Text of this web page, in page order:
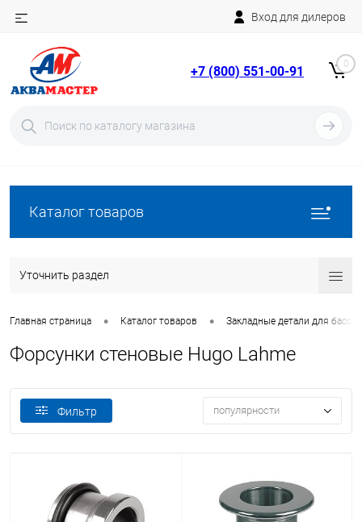
Вход для дилеров
+7 (800) 551-00-91 0
Каталог товаров
Уточнить раздел
Главная страница • Каталог товаров • Закладные детали для
Форсунки стеновые Hugo Lahme
Фильтр популярности